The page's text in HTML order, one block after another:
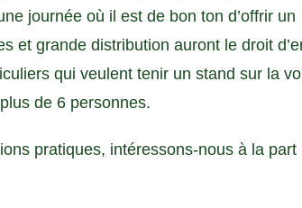
journée où il est de bon ton d’offrir un
et grande distribution auront le droit
qui veulent tenir un stand sur la
de 6 personnes.
pratiques, intéressons-nous à la part